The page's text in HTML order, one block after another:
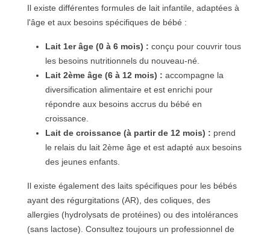
Il existe différentes formules de lait infantile, adaptées à
l'âge et aux besoins spécifiques de bébé :
Lait 1er âge (0 à 6 mois) : conçu pour couvrir tous
les besoins nutritionnels du nouveau-né.
Lait 2ème âge (6 à 12 mois) : accompagne la
diversification alimentaire et est enrichi pour
répondre aux besoins accrus du bébé en
croissance.
Lait de croissance (à partir de 12 mois) : prend
le relais du lait 2ème âge et est adapté aux besoins
des jeunes enfants.
Il existe également des laits spécifiques pour les bébés
ayant des régurgitations (AR), des coliques, des
allergies (hydrolysats de protéines) ou des intolérances
(sans lactose). Consultez toujours un professionnel de